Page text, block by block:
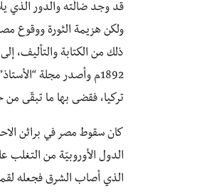
قد وجد ضالّته والدور الذي
ولكن هزيمة الثورة ووقوع
ذلك من الكتابة والتأليف،
1892م وأصدر مجلة
تركيا، فقضى بها ما تبقّى من
كان سقوط مصر في براثن
الدول الأوروبيّة من
الذي أصاب الشرق فجعله